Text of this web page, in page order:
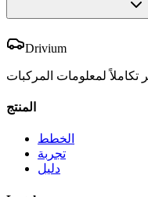
Drivium
المنتج
الخطط
تجربة
دليل